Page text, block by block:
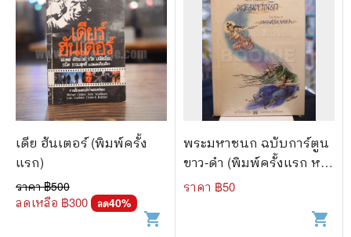
เดีย ฮันเตอร์ (พิมพ์ครั้ง
แรก)
ราคา ฿500
ลดเหลือ ฿300 ลด40%
shopping_cart
พระมหาชนก ฉบับการ์ตูน
ขาว-ดำ (พิมพ์ครั้งแรก หา
ยาก)
ราคา ฿50
shopping_cart